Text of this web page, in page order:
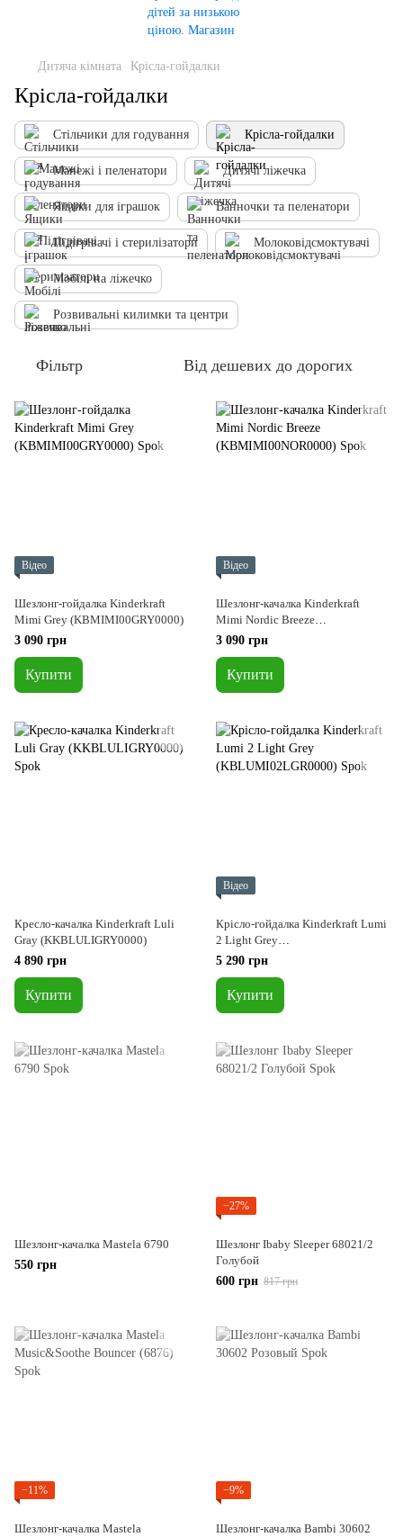
Дитяча кімната Крісла-гойдалки
Крісла-гойдалки
Стільчики для годування Крісла-гойдалки
Манежі і пеленатори Дитячі ліжечка
Ящики для іграшок Ванночки та пеленатори
Підігрівачі і стерилізатори Молоковідсмоктувачі
Мобілі на ліжечко
Розвивальні килимки та центри
Фільтр Від дешевих до дорогих
Відео
Шезлонг-гойдалка Kinderkraft
Mimi Grey (KBMIMI00GRY0000)
3 090 грн
Купити
Відео
Шезлонг-качалка Kinderkraft
Mimi Nordic Breeze
(KBMIMI00NOR0000)
3 090 грн
Купити
Кресло-качалка Kinderkraft Luli
Gray (KKBLULIGRY0000)
4 890 грн
Купити
Відео
Крісло-гойдалка Kinderkraft Lumi
2 Light Grey
(KBLUMI02LGR0000)
5 290 грн
Купити
Шезлонг-качалка Mastela 6790
550 грн
−27%
Шезлонг Ibaby Sleeper 68021/2
Голубой
600 грн 817 грн
−11%
Шезлонг-качалка Mastela
−9%
Шезлонг-качалка Bambi 30602